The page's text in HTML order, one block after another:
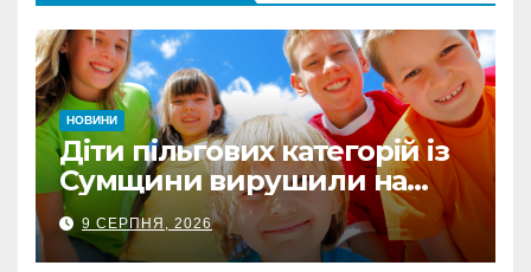
НОВИНИ
Діти пільгових категорій із
Сумщини вирушили на
оздоровлення до Польщі
9 СЕРПНЯ, 2026